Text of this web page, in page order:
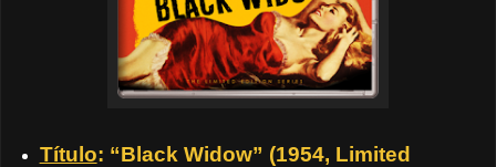
Título: “Black Widow” (1954, Limited